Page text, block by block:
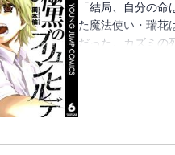
「結局、自分の
た魔法使い・瑞花
だった。カズミの
瑞花は自らの予